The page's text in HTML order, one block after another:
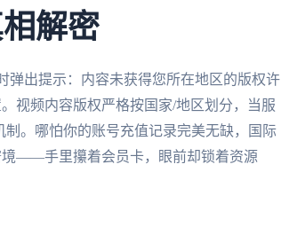
解密
弹出提示：内容未获得您所在地区的版权许
视频内容版权严格按国家/地区划分，当服
制。哪怕你的账号充值记录完美无缺，国际
境——手里攥着会员卡，眼前却锁着资源